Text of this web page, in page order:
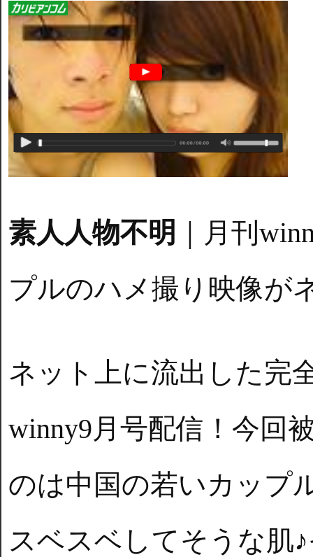
素人人物不明
｜月刊
プルのハメ撮り映像が
ネット上に流出した完
winny9月号配信！今回
のは中国の若いカップ
スベスベしてそうな肌